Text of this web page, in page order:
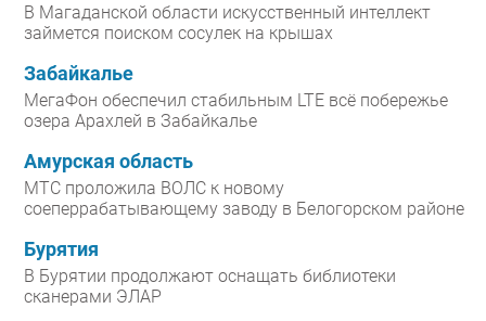
В Магаданской области искусственный интеллект
займется поиском сосулек на крышах
Забайкалье
МегаФон обеспечил стабильным LTE всё побережье
озера Арахлей в Забайкалье
Амурская область
МТС проложила ВОЛС к новому
соеперрабатывающему заводу в Белогорском районе
Бурятия
В Бурятии продолжают оснащать библиотеки
сканерами ЭЛАР